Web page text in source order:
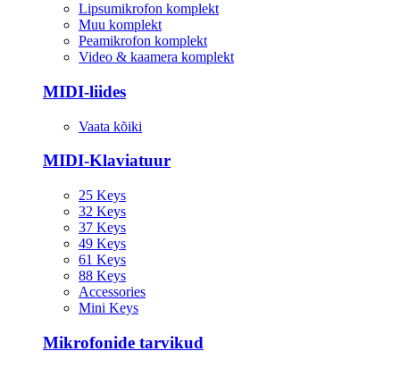
Lipsumikrofon komplekt
Muu komplekt
Peamikrofon komplekt
Video & kaamera komplekt
MIDI-liides
Vaata kõiki
MIDI-Klaviatuur
25 Keys
32 Keys
37 Keys
49 Keys
61 Keys
88 Keys
Accessories
Mini Keys
Mikrofonide tarvikud